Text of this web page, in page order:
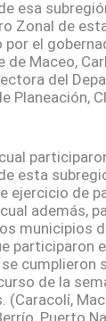
esa
Zonal de
el
de Maceo,
del
Planeación,
esta
ejercicio de
además,
municipios
participaron
cumplieron
de la
(Caracolí,